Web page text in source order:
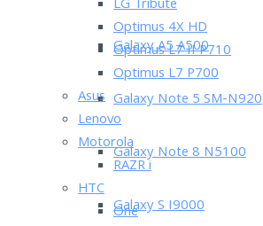
Galaxy A5 A500
Galaxy Note 5 SM-N920
Galaxy Note 8 N5100
Galaxy S I9000
LG Tribute
Optimus 4X HD
Optimus L7 II P710
Optimus L7 P700
Asus
Lenovo
Motorola
RAZR i
HTC
One